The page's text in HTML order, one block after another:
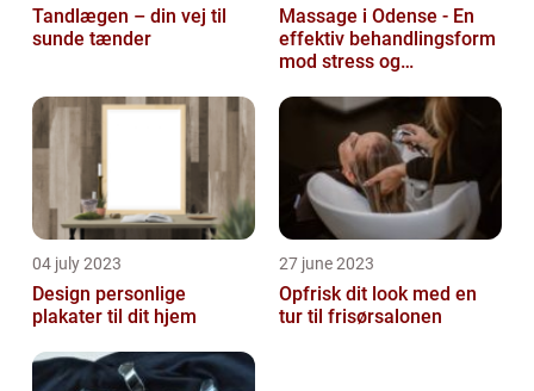
Tandlægen – din vej til
sunde tænder
Massage i Odense - En
effektiv behandlingsform
mod stress og
04 july 2023
Design personlige
plakater til dit hjem
27 june 2023
Opfrisk dit look med en
tur til frisørsalonen